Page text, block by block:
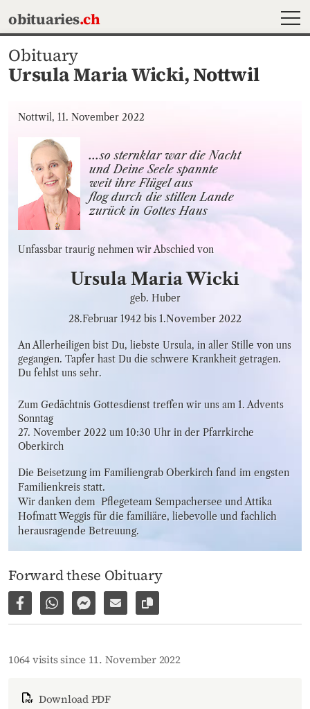
obituaries.ch
Obituary
Ursula Maria Wicki,Nottwil
Nottwil, 11. November 2022
...so sternklar war die Nacht
und Deine Seele spannte
weit ihre Flügel aus
flog durch die stillen Lande
zurück in Gottes Haus
Unfassbar traurig nehmen wir Abschied von
Ursula MariaWicki
geb. Huber
28.Februar 1942 bis 1.November 2022
An Allerheiligen bist Du, liebste Ursula, in aller Stille von uns
gegangen. Tapfer hast Du die schwere Krankheit getragen.
Du fehlst uns sehr.
Zum Gedächtnis Gottesdienst treffen wir uns am 1. Advents
Sonntag
27. November 2022 um 10:30 Uhr in der Pfarrkirche
Oberkirch
Die Beisetzung im Familiengrab Oberkirch fand im engsten
Familienkreis statt.
Wir danken dem  Pflegeteam Sempachersee und Attika
Hofmatt Weggis für die familiäre, liebevolle und fachlich
herausragende Betreuung.
Forward these Obituary
Share on Facebook
Share via WhatsApp
Share via Facebook Messenger
Share via E-Mail
Copy link to page
1064 visits since 11. November 2022
Download PDF